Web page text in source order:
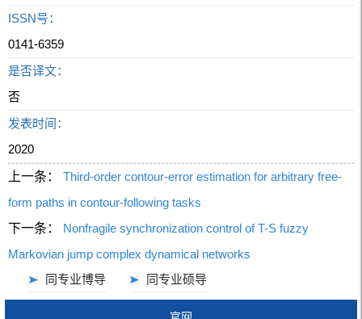
ISSN号：
0141-6359
是否译文：
否
发表时间：
2020
上一条：
Third-order contour-error estimation for arbitrary free-
form paths in contour-following tasks
下一条：
Nonfragile synchronization control of T-S fuzzy
Markovian jump complex dynamical networks
同专业博导
同专业硕导